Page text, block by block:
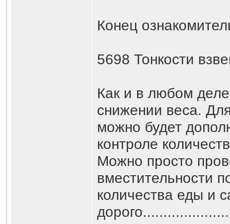
Конец
5698 Тонкости
Как и в любом
снижении веса.
можно будет
контроле
Можно просто
вместительности
количества еды и